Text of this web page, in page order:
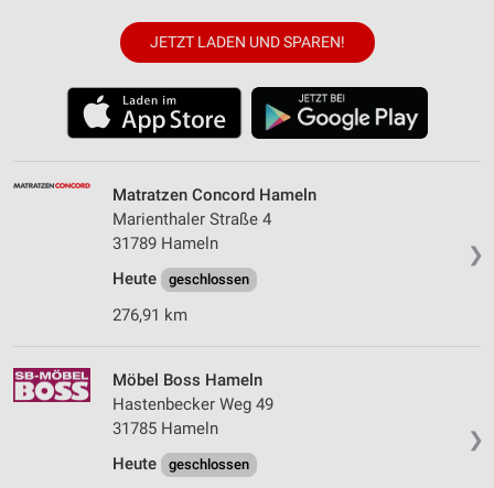
JETZT LADEN UND SPAREN!
❯
Matratzen Concord Hameln
Marienthaler Straße 4
31789 Hameln
Heute
geschlossen
276,91 km
❯
Möbel Boss Hameln
Hastenbecker Weg 49
31785 Hameln
Heute
geschlossen